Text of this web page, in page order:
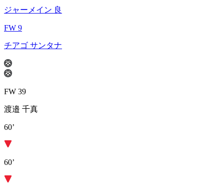
ジャーメイン 良
FW 9
チアゴ サンタナ
FW 39
渡邉 千真
60’
60’